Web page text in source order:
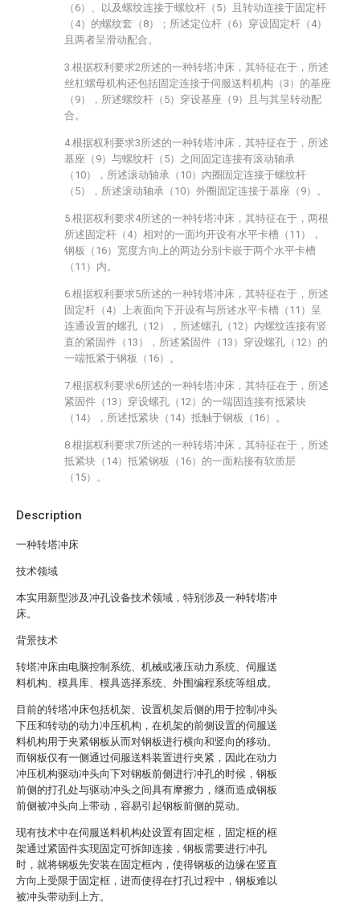
Description
一种转塔冲床
技术领域
本实用新型涉及冲孔设备技术领域，特别涉及一种转塔冲
床。
背景技术
转塔冲床由电脑控制系统、机械或液压动力系统、伺服送
料机构、模具库、模具选择系统、外围编程系统等组成。
目前的转塔冲床包括机架、设置机架后侧的用于控制冲头
下压和转动的动力冲压机构，在机架的前侧设置的伺服送
料机构用于夹紧钢板从而对钢板进行横向和竖向的移动。
而钢板仅有一侧通过伺服送料装置进行夹紧，因此在动力
冲压机构驱动冲头向下对钢板前侧进行冲孔的时候，钢板
前侧的打孔处与驱动冲头之间具有摩擦力，继而造成钢板
前侧被冲头向上带动，容易引起钢板前侧的晃动。
现有技术中在伺服送料机构处设置有固定框，固定框的框
架通过紧固件实现固定可拆卸连接，钢板需要进行冲孔
时，就将钢板先安装在固定框内，使得钢板的边缘在竖直
方向上受限于固定框，进而使得在打孔过程中，钢板难以
被冲头带动到上方。
（6）、以及螺纹连接于螺纹杆（5）且转动连接于固定杆
（4）的螺纹套（8）；所述定位杆（6）穿设固定杆（4）
且两者呈滑动配合。
3.根据权利要求2所述的一种转塔冲床，其特征在于，所述
丝杠螺母机构还包括固定连接于伺服送料机构（3）的基座
（9），所述螺纹杆（5）穿设基座（9）且与其呈转动配
合。
4.根据权利要求3所述的一种转塔冲床，其特征在于，所述
基座（9）与螺纹杆（5）之间固定连接有滚动轴承
（10），所述滚动轴承（10）内圈固定连接于螺纹杆
（5），所述滚动轴承（10）外圈固定连接于基座（9）。
5.根据权利要求4所述的一种转塔冲床，其特征在于，两根
所述固定杆（4）相对的一面均开设有水平卡槽（11），
钢板（16）宽度方向上的两边分别卡嵌于两个水平卡槽
（11）内。
6.根据权利要求5所述的一种转塔冲床，其特征在于，所述
固定杆（4）上表面向下开设有与所述水平卡槽（11）呈
连通设置的螺孔（12），所述螺孔（12）内螺纹连接有竖
直的紧固件（13），所述紧固件（13）穿设螺孔（12）的
一端抵紧于钢板（16）。
7.根据权利要求6所述的一种转塔冲床，其特征在于，所述
紧固件（13）穿设螺孔（12）的一端固连接有抵紧块
（14），所述抵紧块（14）抵触于钢板（16）。
8.根据权利要求7所述的一种转塔冲床，其特征在于，所述
抵紧块（14）抵紧钢板（16）的一面粘接有软质层
（15）。